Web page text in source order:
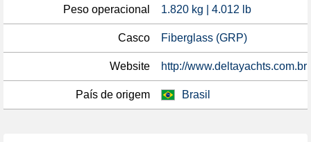
Peso operacional 1.820 kg | 4.012 lb
Casco Fiberglass (GRP)
Website http://www.deltayachts.com.br
País de origem Brasil